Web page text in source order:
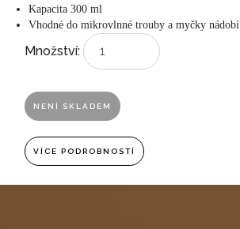
Kapacita 300 ml
Vhodné do mikrovlnné trouby a myčky nádobí
Množství:
NENÍ SKLADEM
VÍCE PODROBNOSTÍ